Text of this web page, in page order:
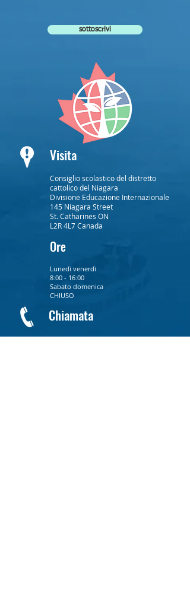
sottoscrivi
Visita
Consiglio scolastico del distretto
cattolico del Niagara
Divisione Educazione Internazionale
145 Niagara Street
St. Catharines ON
L2R 4L7 Canada
Ore
Lunedì venerdì
8:00 - 16:00
Sabato domenica
CHIUSO
Chiamata
T:1.905.682.3360